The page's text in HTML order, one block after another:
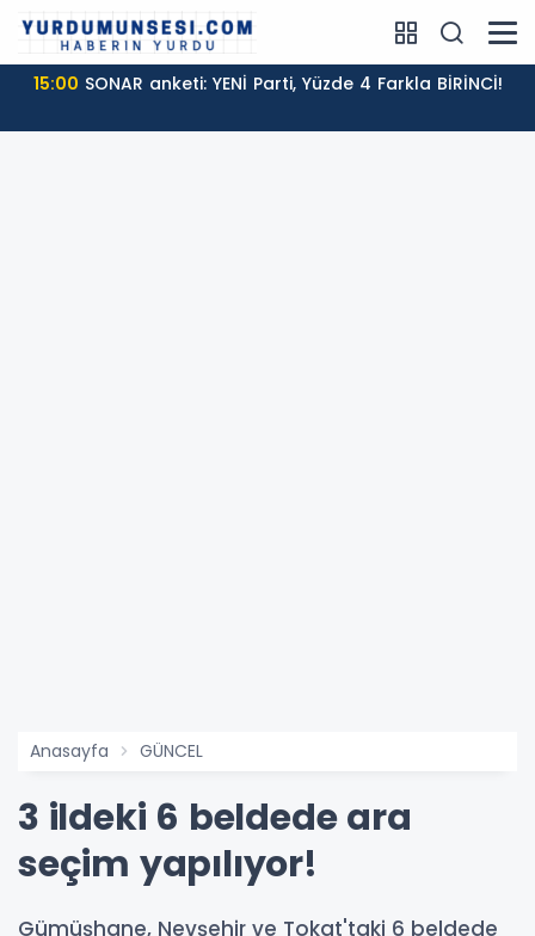
15:00 SONAR anketi: YENİ Parti, Yüzde 4 Farkla BİRİNCİ!
Anasayfa GÜNCEL
3 ildeki 6 beldede ara
seçim yapılıyor!
Gümüşhane, Nevşehir ve Tokat'taki 6 beldede